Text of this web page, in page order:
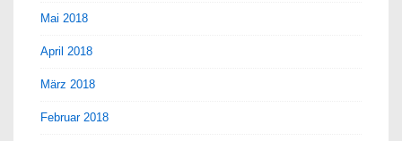
Mai 2018
April 2018
März 2018
Februar 2018